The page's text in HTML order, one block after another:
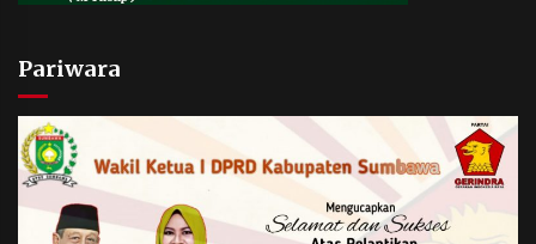
Pariwara